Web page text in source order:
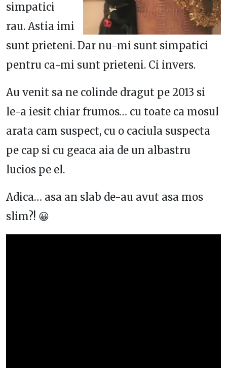
simpatici
rau. Astia imi
sunt prieteni. Dar nu-mi sunt simpatici
pentru ca-mi sunt prieteni. Ci invers.
Au venit sa ne colinde dragut pe 2013 si
le-a iesit chiar frumos… cu toate ca mosul
arata cam suspect, cu o caciula suspecta
pe cap si cu geaca aia de un albastru
lucios pe el.
Adica… asa an slab de-au avut asa mos
slim?! 😀